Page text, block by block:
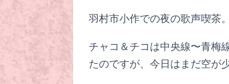
羽村市小作での夜の歌声喫茶。
チャコ＆チコは中央線〜青梅
たのですが、今日はまだ空が